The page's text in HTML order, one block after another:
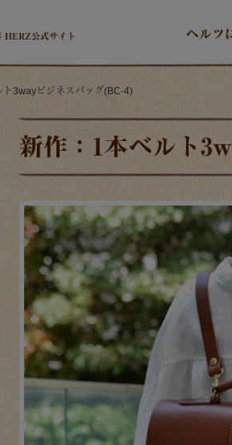
HERZ公式サイト ヘルツ
ト3wayビジネスバッグ(BC-4)
新作：1本ベルト